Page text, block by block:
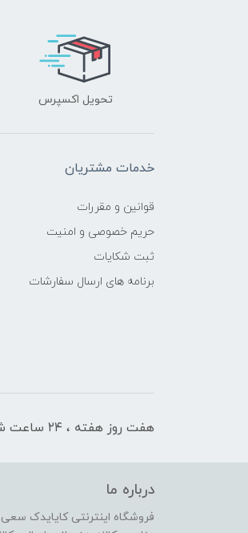
تحویل اکسپرس
خدمات مشتریان
قوانین و مقررات
حریم خصوصی و امنیت
ثبت شکایات
برنامه های ارسال سفارشات
هفت روز هفته ، ۲۴ ساعت شبانه‌روز پاسخگوی شما هستیم
درباره ما
فروشگاه اینترنتی کایایدک